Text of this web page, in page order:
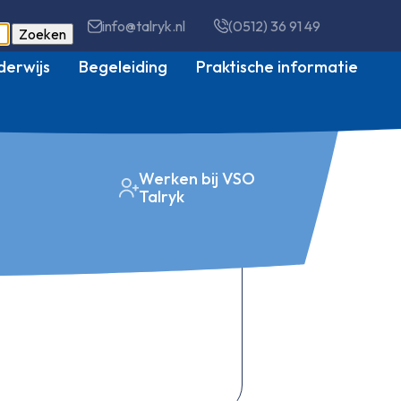
Zoeken
info@talryk.nl (0512) 36 91 49
Begeleiding Praktische informatie
Werken bij VSO
Talryk